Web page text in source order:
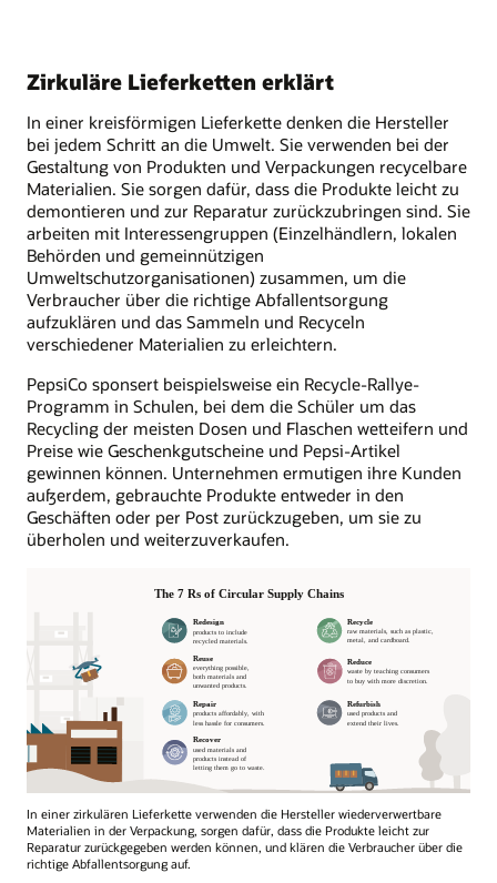
Zirkuläre Lieferketten erklärt
In einer kreisförmigen Lieferkette denken die Hersteller
bei jedem Schritt an die Umwelt. Sie verwenden bei der
Gestaltung von Produkten und Verpackungen recycelbare
Materialien. Sie sorgen dafür, dass die Produkte leicht zu
demontieren und zur Reparatur zurückzubringen sind. Sie
arbeiten mit Interessengruppen (Einzelhändlern, lokalen
Behörden und gemeinnützigen
Umweltschutzorganisationen) zusammen, um die
Verbraucher über die richtige Abfallentsorgung
aufzuklären und das Sammeln und Recyceln
verschiedener Materialien zu erleichtern.
PepsiCo sponsert beispielsweise ein Recycle-Rallye-
Programm in Schulen, bei dem die Schüler um das
Recycling der meisten Dosen und Flaschen wetteifern und
Preise wie Geschenkgutscheine und Pepsi-Artikel
gewinnen können. Unternehmen ermutigen ihre Kunden
außerdem, gebrauchte Produkte entweder in den
Geschäften oder per Post zurückzugeben, um sie zu
überholen und weiterzuverkaufen.
In einer zirkulären Lieferkette verwenden die Hersteller wiederverwertbare
Materialien in der Verpackung, sorgen dafür, dass die Produkte leicht zur
Reparatur zurückgegeben werden können, und klären die Verbraucher über die
richtige Abfallentsorgung auf.